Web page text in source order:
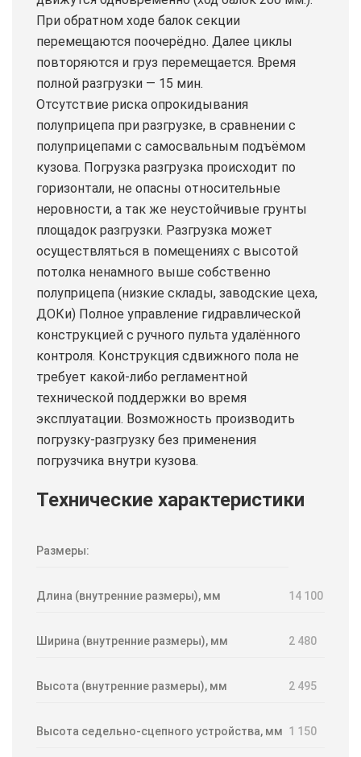
При обратном ходе балок секции
перемещаются поочерёдно. Далее циклы
повторяются и груз перемещается. Время
полной разгрузки — 15 мин.
Отсутствие риска опрокидывания
полуприцепа при разгрузке, в сравнении с
полуприцепами с самосвальным подъёмом
кузова. Погрузка разгрузка происходит по
горизонтали, не опасны относительные
неровности, а так же неустойчивые грунты
площадок разгрузки. Разгрузка может
осуществляться в помещениях с высотой
потолка ненамного выше собственно
полуприцепа (низкие склады, заводские цеха,
ДОКи) Полное управление гидравлической
конструкцией с ручного пульта удалённого
контроля. Конструкция сдвижного пола не
требует какой-либо регламентной
технической поддержки во время
эксплуатации. Возможность производить
погрузку-разгрузку без применения
погрузчика внутри кузова.
Технические характеристики
Размеры:
Длина (внутренние размеры), мм 14 100
Ширина (внутренние размеры), мм 2 480
Высота (внутренние размеры), мм 2 495
Высота седельно-сцепного устройства, мм 1 150